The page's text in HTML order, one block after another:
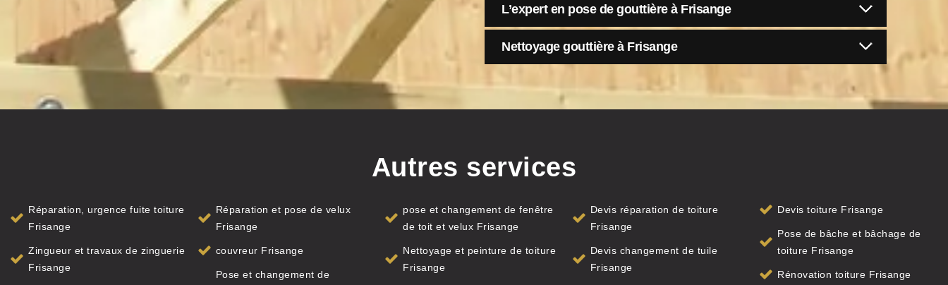
L’expert en pose de gouttière à Frisange
Nettoyage gouttière à Frisange
Autres services
Réparation, urgence fuite toiture
Frisange
Zingueur et travaux de zinguerie
Frisange
Réparation et pose de velux
Frisange
couvreur Frisange
Pose et changement de
pose et changement de fenêtre
de toit et velux Frisange
Nettoyage et peinture de toiture
Frisange
Devis réparation de toiture
Frisange
Devis changement de tuile
Frisange
Devis toiture Frisange
Pose de bâche et bâchage de
toiture Frisange
Rénovation toiture Frisange